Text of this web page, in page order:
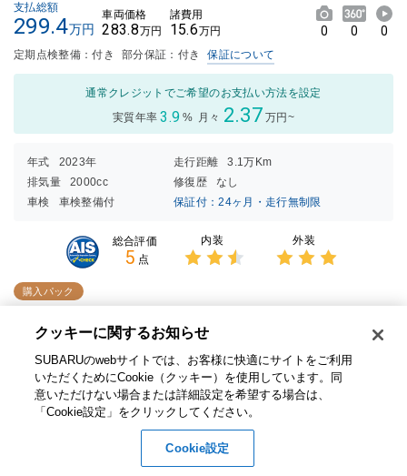
支払総額
299.4万円
車両価格
283.8万円
諸費用
15.6万円 0 0 0
定期点検整備：付き 部分保証：付き 保証について
通常クレジットでご希望のお支払い方法を設定
実質年率 3.9 % 月々 2.37 万円~
年式 2023年 走行距離
3.1万Km
排気量
2000cc 修復歴
なし
車検
車検整備付 保証付：24ヶ月・走行無制限
総合評価
5 点
内装
の評価
外装
評価
購入パック
１１．６インチはアンドロイドオートやアップルカープレイが使え
る！
在庫店舗 千葉スバル（株） 木更津店
1000287246
お問い合わせ
クッキーに関するお知らせ​
SUBARUのwebサイトでは、お客様に快適にサイトをご利用
いただくためにCookie（クッキー）を使用しています。​ 同
意いただけない場合または詳細設定を希望する場合は、
「Cookie設定」をクリックしてください。​
Cookie設定